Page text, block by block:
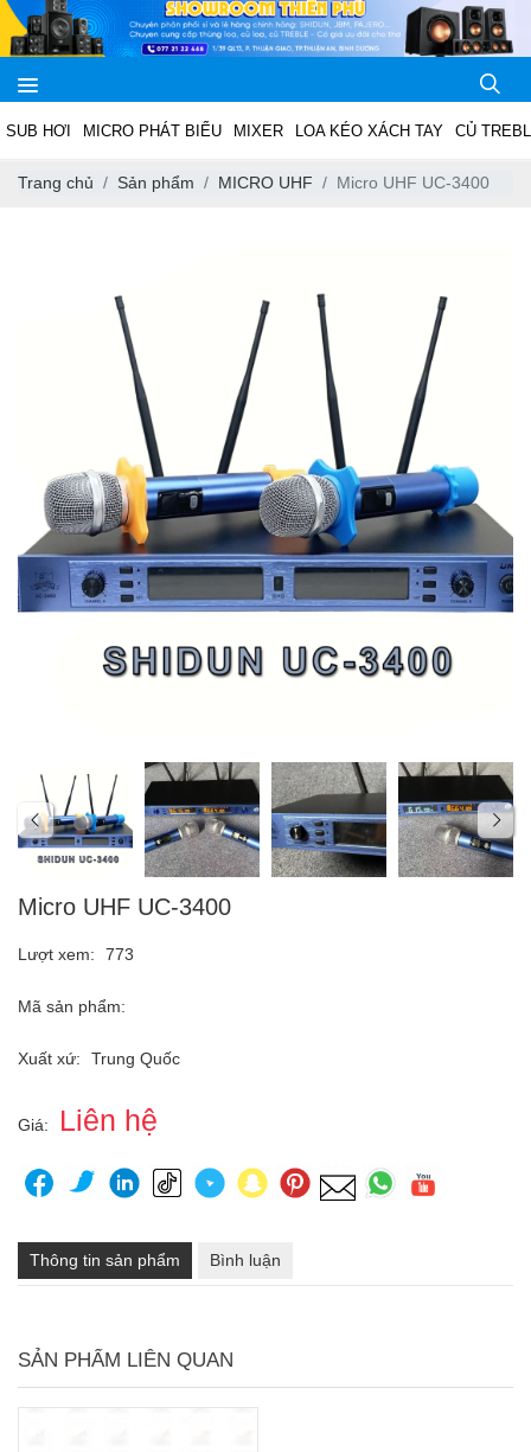
SUB HƠI MICRO PHÁT BIỂU MIXER LOA KÉO XÁCH TAY CỦ
Trang chủ Sản phẩm MICRO UHF Micro UHF UC-3400
Micro UHF UC-3400
Lượt xem: 773
Mã sản phẩm:
Xuất xứ: Trung Quốc
Giá: Liên hệ
Thông tin sản phẩm Bình luận
SẢN PHẨM LIÊN QUAN